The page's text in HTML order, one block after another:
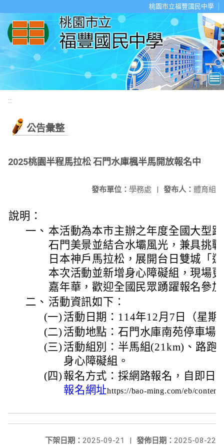
桃園市立福豐國民中學
:::
公告彙整
2025桃園半程馬拉松 石門水庫楓半馬開放報名中
發布人： 體育組
發布單位： 學務處 |
說明：
一、 本活動為本市主辦之年度全國大型
石門美景並結合水壩風光，兼具挑
日本神戶馬拉松，展開台日雙城「
本次活動並新增身心障礙組，現場
嘉年華，歡迎全國民眾踴躍報名參
二、 活動資訊如下：
(一) 活動日期：114年12月7日（星期
(二) 活動地點：石門水庫南苑停車場
(三) 活動組別：半馬組(21km)、路跑
身心障礙組。
(四) 報名方式：採網路報名，自即日
報名網址https://bao-ming.com/eb/
發佈日期： 2025-08-22
下架日期： 2025-09-21 |